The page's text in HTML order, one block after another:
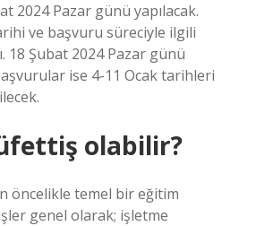
2024 Pazar günü yapılacak.
ve başvuru süreciyle ilgili
18 Şubat 2024 Pazar günü
ise 4-11 Ocak tarihleri
olabilir?
öncelikle temel bir eğitim
genel olarak; işletme